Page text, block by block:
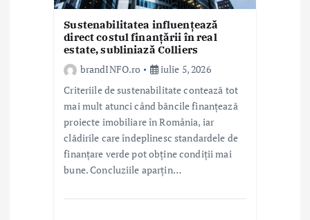
Sustenabilitatea influențează
direct costul finanțării în real
estate, subliniază Colliers
brandINFO.ro
iulie 5, 2026
Criteriile de sustenabilitate contează tot
mai mult atunci când băncile finanțează
proiecte imobiliare în România, iar
clădirile care îndeplinesc standardele de
finanțare verde pot obține condiții mai
bune. Concluziile aparțin…